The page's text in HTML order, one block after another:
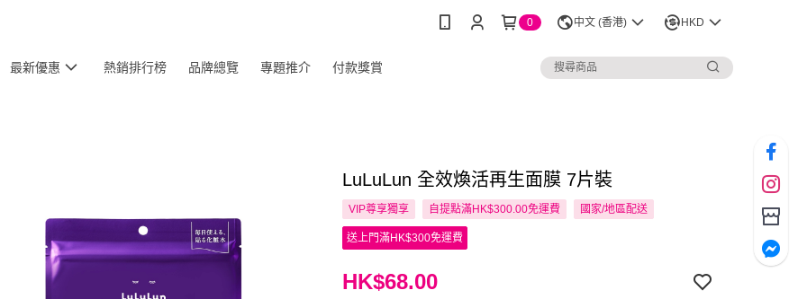
0 中文 (香港) HKD
最新優惠 熱銷排行榜 品牌總覽 專題推介 付款獎賞
LuLuLun 全效煥活再生面膜 7片裝
VIP尊享獨享 自提點滿HK$300.00免運費 國家/地區配送
送上門滿HK$300免運費
HK$68.00